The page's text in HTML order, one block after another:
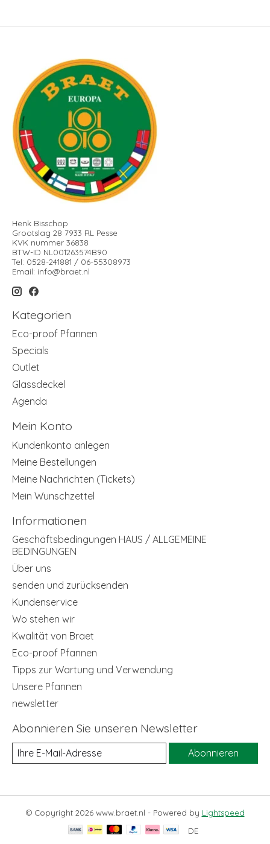
Henk Bisschop
Grootslag 28 7933 RL Pesse
KVK nummer 36838
BTW-ID NL001263574B90
Tel: 0528-241881 / 06-55308973
Email: info@braet.nl
Kategorien
Eco-proof Pfannen
Specials
Outlet
Glassdeckel
Agenda
Mein Konto
Kundenkonto anlegen
Meine Bestellungen
Meine Nachrichten (Tickets)
Mein Wunschzettel
Informationen
Geschäftsbedingungen HAUS / ALLGEMEINE
BEDINGUNGEN
Über uns
senden und zurücksenden
Kundenservice
Wo stehen wir
Kwalität von Braet
Eco-proof Pfannen
Tipps zur Wartung und Verwendung
Unsere Pfannen
newsletter
Abonnieren Sie unseren Newsletter
Abonnieren
© Copyright 2026 www.braet.nl - Powered by Lightspeed
DE